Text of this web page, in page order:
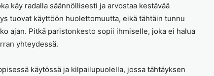
käy radalla säännöllisesti ja arvostaa kestävää
tuovat käyttöön huolettomuutta, eikä tähtäin tunnu
ajan. Pitkä paristonkesto sopii ihmiselle, joka ei halua
yhteydessä.
käytössä ja kilpailupuolella, jossa tähtäyksen